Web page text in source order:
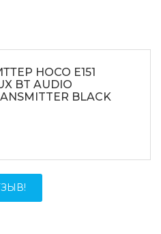
HOCO E151
BT AUDIO
BLACK